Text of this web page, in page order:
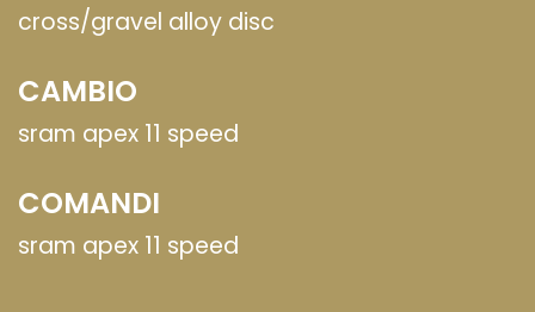
cross/gravel alloy disc
CAMBIO
sram apex 11 speed
COMANDI
sram apex 11 speed